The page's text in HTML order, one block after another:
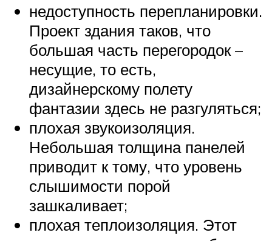
недоступность перепланировки.
Проект здания таков, что
большая часть перегородок –
несущие, то есть,
дизайнерскому полету
фантазии здесь не разгуляться;
плохая звукоизоляция.
Небольшая толщина панелей
приводит к тому, что уровень
слышимости порой
зашкаливает;
плохая теплоизоляция. Этот